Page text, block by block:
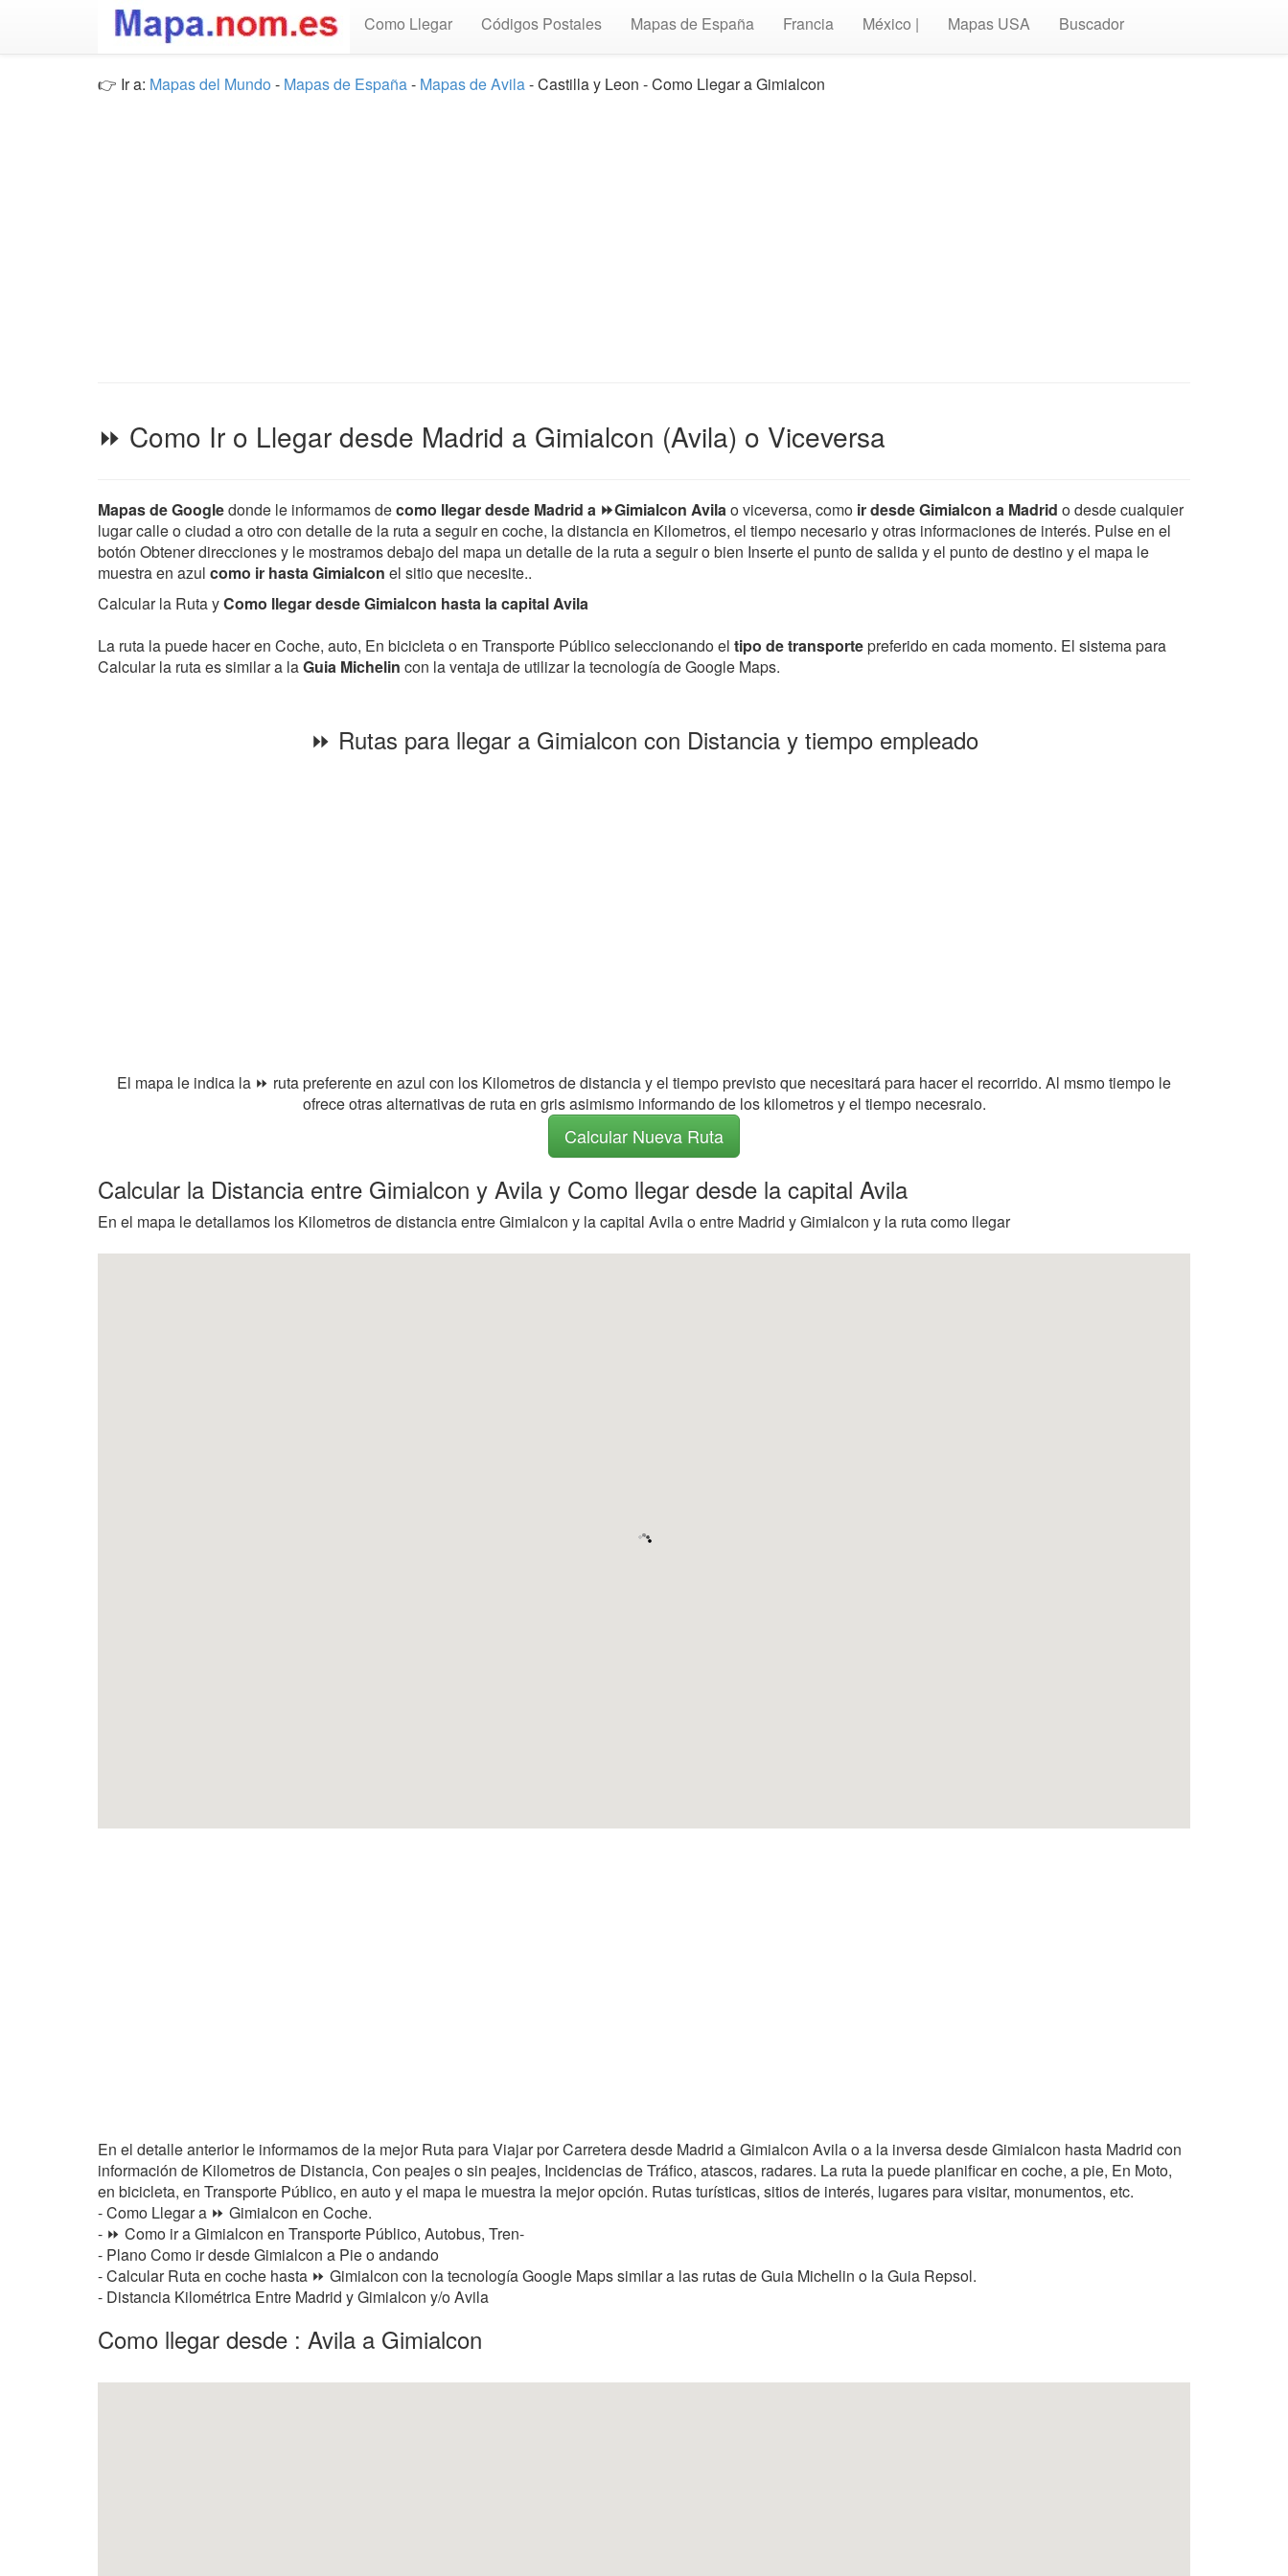
Como Llegar Códigos Postales Mapas de España Francia México | Mapas USA Buscador
👉 Ir a: Mapas del Mundo - Mapas de España- Mapas de Avila- Castilla y Leon - Como Llegar a Gimialcon
⏩ Como Ir o Llegar desde Madrid a Gimialcon (Avila) o Viceversa
Mapas de Googledonde le informamos decomo llegar desde Madrid a ⏩Gimialcon Avilao viceversa, como ir desde Gimialcon a Madrid o desde cualquier
lugar calle o ciudad a otro con detalle de la ruta a seguir en coche, la distancia en Kilometros, el tiempo necesario y otras informaciones de interés. Pulse en el
botón Obtener direcciones y le mostramos debajo del mapa un detalle de la ruta a seguir o bien Inserte el punto de salida y el punto de destino y el mapa le
muestra en azul como ir hasta Gimialcon el sitio que necesite..
Calcular la Ruta yComo llegar desde Gimialcon hasta la capital Avila
La ruta la puede hacer en Coche, auto, En bicicleta o en Transporte Público seleccionando el tipo de transportepreferido en cada momento. El sistema para
Calcular la ruta es similar a laGuia Michelin con la ventaja de utilizar la tecnología de Google Maps.
⏩ Rutas para llegar a Gimialcon con Distancia y tiempo empleado
El mapa le indica la ⏩ ruta preferente en azul con los Kilometros de distancia y el tiempo previsto que necesitará para hacer el recorrido. Al msmo tiempo le
ofrece otras alternativas de ruta en gris asimismo informando de los kilometros y el tiempo necesraio.
Calcular Nueva Ruta
Calcular la Distancia entre Gimialcon y Avila y Como llegar desde la capital Avila
En el mapa le detallamos los Kilometros de distancia entre Gimialcon y la capital Avila o entre Madrid y Gimialcon y la ruta como llegar
En el detalle anterior le informamos de la mejor Ruta para Viajar por Carretera desde Madrid a Gimialcon Avila o a la inversa desde Gimialcon hasta Madrid con
información de Kilometros de Distancia, Con peajes o sin peajes, Incidencias de Tráfico, atascos, radares. La ruta la puede planificar en coche, a pie, En Moto,
en bicicleta, en Transporte Público, en auto y el mapa le muestra la mejor opción. Rutas turísticas, sitios de interés, lugares para visitar, monumentos, etc.
- Como Llegar a ⏩ Gimialcon en Coche.
- ⏩ Como ir a Gimialcon en Transporte Público, Autobus, Tren-
- Plano Como ir desde Gimialcon a Pie o andando
- Calcular Ruta en coche hasta ⏩ Gimialcon con la tecnología Google Maps similar a las rutas de Guia Michelin o la Guia Repsol.
- Distancia Kilométrica Entre Madrid y Gimialcon y/o Avila
Como llegar desde : Avila a Gimialcon